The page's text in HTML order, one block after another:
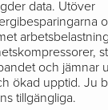
data. Utöver
och jämnar
ökad upptid. Ju
tillgängliga.